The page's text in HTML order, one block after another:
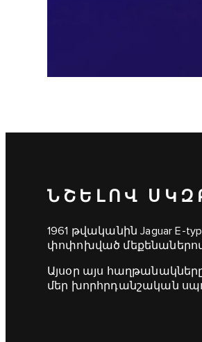
ՆՇԵԼՈՎ
1961 թվականին Jaguar
փոփոխված
Այսօր այս հաղթանակները
մեր խորհրդանշական